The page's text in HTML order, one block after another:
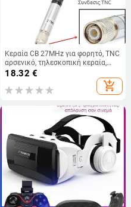
Κεραία CB 27MHz για φορητό, TNC
αρσενικό, τηλεσκοπική κεραία,
αντιπαρεμβατική, εμβέλεια 10–50
18.32 €
add_shopping_cart